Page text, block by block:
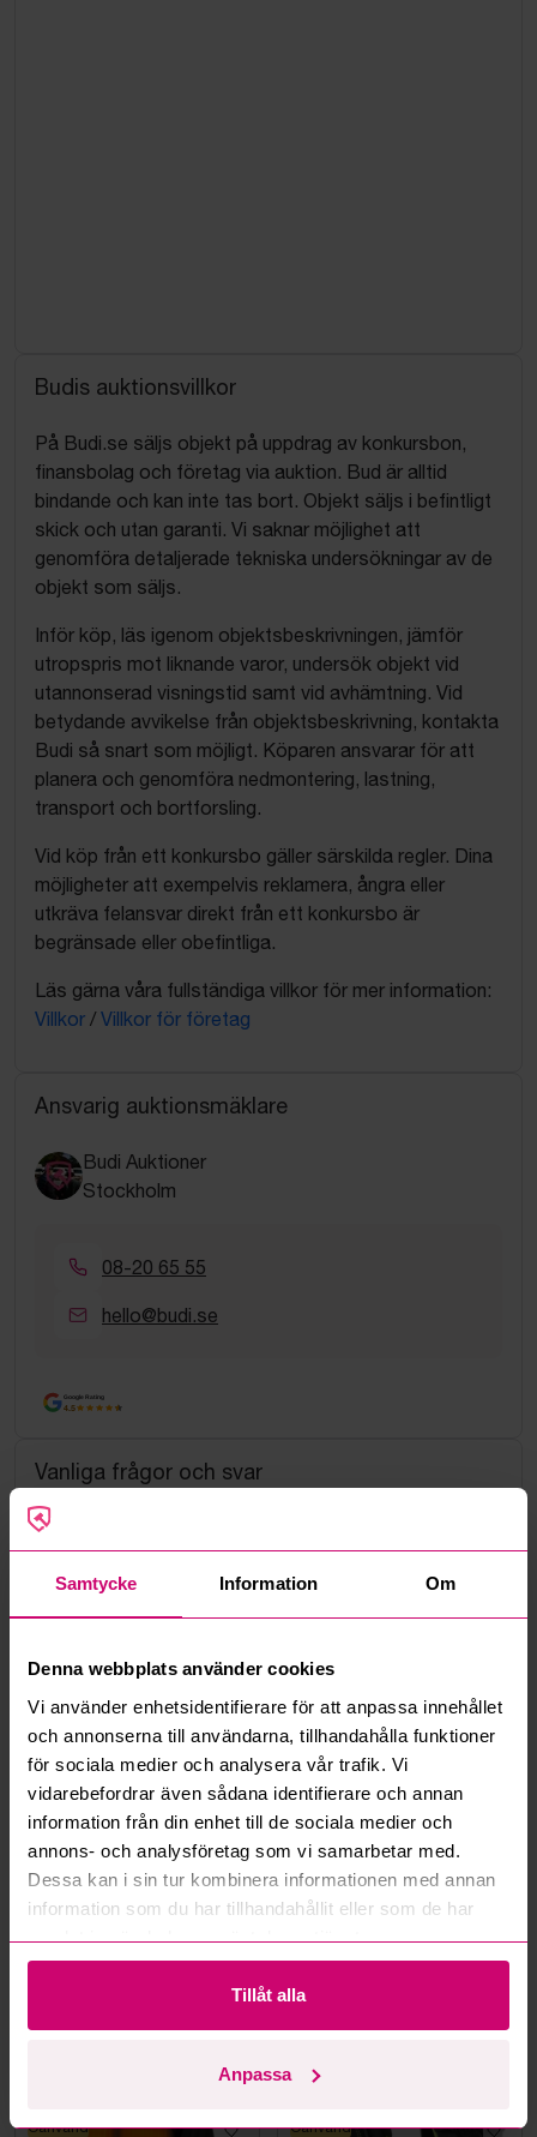
Samtycke Information Om
Denna webbplats använder cookies
Vi använder enhetsidentifierare för att anpassa innehållet
och annonserna till användarna, tillhandahålla funktioner
för sociala medier och analysera vår trafik. Vi
vidarebefordrar även sådana identifierare och annan
information från din enhet till de sociala medier och
annons- och analysföretag som vi samarbetar med.
Dessa kan i sin tur kombinera informationen med annan
information som du har tillhandahållit eller som de har
samlat in när du har använt deras tjänster.
Tillåt alla
Anpassa
Budis auktionsvillkor
På Budi.se säljs objekt på uppdrag av konkursbon,
finansbolag och företag via auktion. Bud är alltid
bindande och kan inte tas bort. Objekt säljs i befintligt
skick och utan garanti. Vi saknar möjlighet att
genomföra detaljerade tekniska undersökningar av de
objekt som säljs.
Inför köp, läs igenom objektsbeskrivningen, jämför
utropspris mot liknande varor, undersök objekt vid
utannonserad visningstid samt vid avhämtning. Vid
betydande avvikelse från objektsbeskrivning, kontakta
Budi så snart som möjligt. Köparen ansvarar för att
planera och genomföra nedmontering, lastning,
transport och bortforsling.
Vid köp från ett konkursbo gäller särskilda regler. Dina
möjligheter att exempelvis reklamera, ångra eller
utkräva felansvar direkt från ett konkursbo är
begränsade eller obefintliga.
Läs gärna våra fullständiga villkor för mer information:
Villkor / Villkor för företag
Ansvarig auktionsmäklare
Budi Auktioner
Stockholm
08-20 65 55
hello@budi.se
Google Rating
4.5
Vanliga frågor och svar
Hur fungerar manuella bud?
Vad innebär serviceavgift?
Hur fungerar maxbud?
Hur fungerar budmotorn?
Kan jag ångra ett bud?
Kan ni frakta mina vunna objekt?
Oanvänd Oanvänd